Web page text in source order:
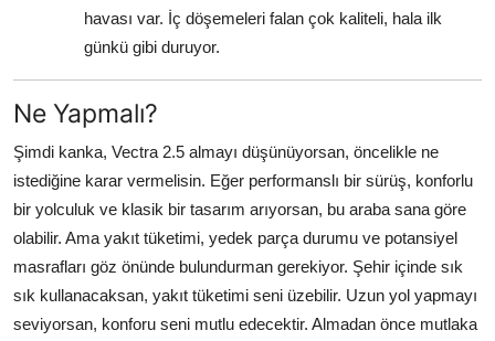
havası var. İç döşemeleri falan çok kaliteli, hala ilk
günkü gibi duruyor.
Ne Yapmalı?
Şimdi kanka, Vectra 2.5 almayı düşünüyorsan, öncelikle ne
istediğine karar vermelisin. Eğer performanslı bir sürüş, konforlu
bir yolculuk ve klasik bir tasarım arıyorsan, bu araba sana göre
olabilir. Ama yakıt tüketimi, yedek parça durumu ve potansiyel
masrafları göz önünde bulundurman gerekiyor. Şehir içinde sık
sık kullanacaksan, yakıt tüketimi seni üzebilir. Uzun yol yapmayı
seviyorsan, konforu seni mutlu edecektir. Almadan önce mutlaka